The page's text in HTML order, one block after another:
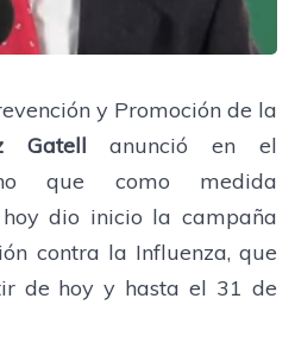
y Promoción de la
Gatell anunció en el
que como medida
dio inicio la campaña
contra la Influenza, que
de hoy y hasta el 31 de